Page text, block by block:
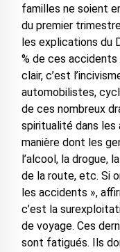
familles ne soient
du premier
les explications du
% de ces accidents
clair, c’est
automobilistes,
de ces nombreux
spiritualité dans les
manière dont les
l’alcool, la drogue,
de la route, etc. Si
les accidents »,
c’est la
de voyage. Ces
sont fatigués. Ils